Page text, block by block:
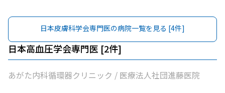
日本皮膚科学会専門医の病院一覧を見る [4件]
日本高血圧学会専門医 [2件]
あがた内科循環器クリニック / 医療法人社団進藤医院